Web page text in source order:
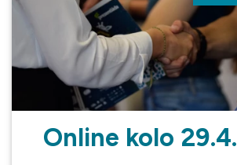
Online kolo 29.4.